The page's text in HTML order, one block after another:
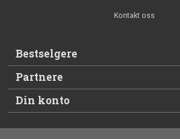
Kontakt oss
Bestselgere
Partnere
Din konto